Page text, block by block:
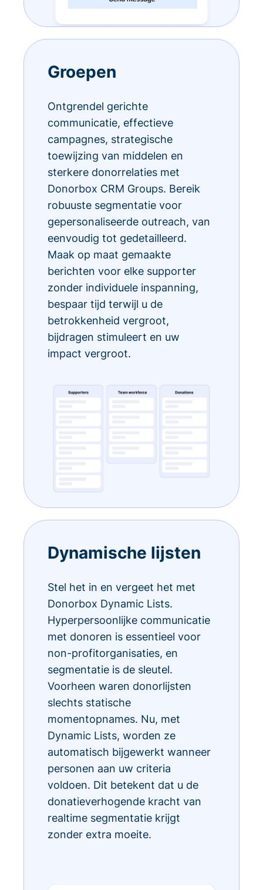
Groepen
Ontgrendel gerichte
communicatie, effectieve
campagnes, strategische
toewijzing van middelen en
sterkere donorrelaties met
Donorbox CRM Groups. Bereik
robuuste segmentatie voor
gepersonaliseerde outreach, van
eenvoudig tot gedetailleerd.
Maak op maat gemaakte
berichten voor elke supporter
zonder individuele inspanning,
bespaar tijd terwijl u de
betrokkenheid vergroot,
bijdragen stimuleert en uw
impact vergroot.
Dynamische lijsten
Stel het in en vergeet het met
Donorbox Dynamic Lists.
Hyperpersoonlijke communicatie
met donoren is essentieel voor
non-profitorganisaties, en
segmentatie is de sleutel.
Voorheen waren donorlijsten
slechts statische
momentopnames. Nu, met
Dynamic Lists, worden ze
automatisch bijgewerkt wanneer
personen aan uw criteria
voldoen. Dit betekent dat u de
donatieverhogende kracht van
realtime segmentatie krijgt
zonder extra moeite.